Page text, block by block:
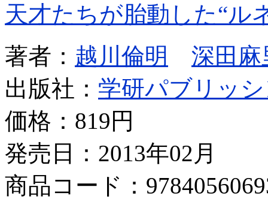
天才たちが胎動した“ル
著者： 越川倫明
深田麻
出版社： 学研パブリッ
価格： 819円
発売日：2013年02月
商品コード：